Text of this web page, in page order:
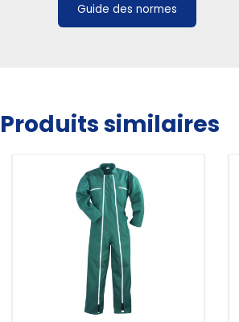
Guide des normes
Produits similaires